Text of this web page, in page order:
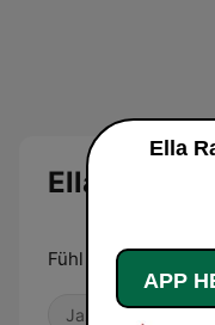
Ella Radio -
Fühl den besten
Jazz
Ella
APP